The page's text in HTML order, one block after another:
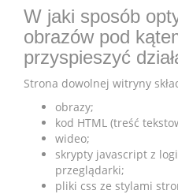
W jaki sposób
obrazów pod
przyspieszyć
Strona dowolnej witryny
obrazy;
kod HTML (treść
wideo;
skrypty javascript z
przeglądarki;
pliki css ze stylami